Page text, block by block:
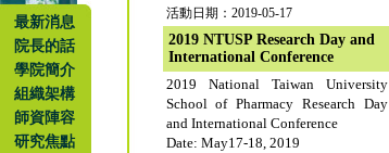
最新消息
院長的話
學院簡介
組織架構
師資陣容
研究焦點
活動日期：2019-05-17
2019 NTUSP Research Day and
International Conference
2019 National Taiwan University
School of Pharmacy Research Day
and International Conference
Date: May17-18, 2019